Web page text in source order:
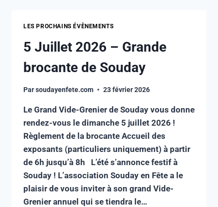
LES PROCHAINS ÉVÈNEMENTS
5 Juillet 2026 – Grande
brocante de Souday
Parsoudayenfete.com 23 février 2026
Le Grand Vide-Grenier de Souday vous donne
rendez-vous le dimanche 5 juillet 2026 !
Règlement de la brocante Accueil des
exposants (particuliers uniquement) à partir
de 6h jusqu’à 8h L’été s’annonce festif à
Souday ! L’association Souday en Fête a le
plaisir de vous inviter à son grand Vide-
Grenier annuel qui se tiendra le…